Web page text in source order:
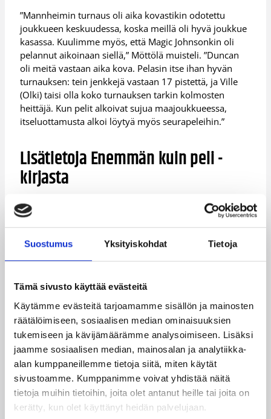
Suostumus Yksityiskohdat Tietoja
Tämä sivusto käyttää evästeitä
Käytämme evästeitä tarjoamamme sisällön ja mainosten
räätälöimiseen, sosiaalisen median ominaisuuksien
tukemiseen ja kävijämäärämme analysoimiseen. Lisäksi
jaamme sosiaalisen median, mainosalan ja analytiikka-
alan kumppaneillemme tietoja siitä, miten käytät
sivustoamme. Kumppanimme voivat yhdistää näitä
tietoja muihin tietoihin, joita olet antanut heille tai joita on
kerätty, kun olet käyttänyt heidän palvelujaan.
”Mannheimin turnaus oli aika kovastikin odotettu
joukkueen keskuudessa, koska meillä oli hyvä joukkue
kasassa. Kuulimme myös, että Magic Johnsonkin oli
pelannut aikoinaan siellä,” Möttölä muisteli. ”Duncan
oli meitä vastaan aika kova. Pelasin itse ihan hyvän
turnauksen: tein jenkkejä vastaan 17 pistettä, ja Ville
(Olki) taisi olla koko turnauksen tarkin kolmosten
heittäjä. Kun pelit alkoivat sujua maajoukkueessa,
itseluottamusta alkoi löytyä myös seurapeleihin.”
Lisätietoja Enemmän kuin peli -
kirjasta
Mikko Simonin kirjoittama Enemmän kuin peli -kirja on
euroa. Kirja on myynnissä alennettuun 12 euron
kappalehintaan vain seuraavissa koripallo-otteluissa.
kirjan avainhenkilöiden allekirjoitukset!
ma
10.1
1.
PuHu-LrNMKY
1
3
0
Myyrmäen
Urheilutalo
ti
11.1
1.
Honka-Hapoel
Tel Aviv (ISR)
1
8.
3
Tapiolan
Urheiluhalli